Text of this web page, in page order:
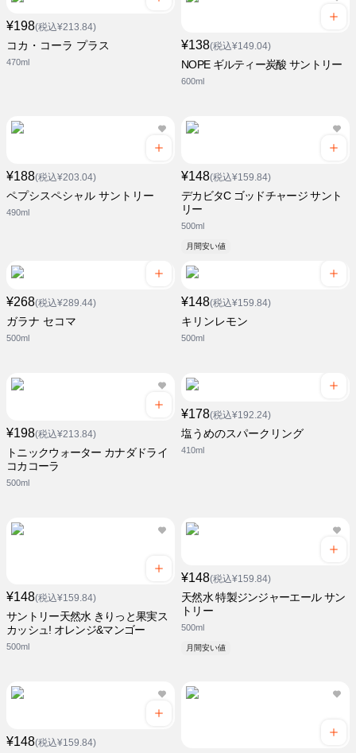
¥198(税込¥213.84)
コカ・コーラ プラス
470ml
¥138(税込¥149.04)
NOPE ギルティー炭酸 サントリー
600ml
¥188(税込¥203.04)
ペプシスペシャル サントリー
490ml
¥148(税込¥159.84)
デカビタC ゴッドチャージ サント
リー
500ml
月間安い値
¥268(税込¥289.44)
ガラナ セコマ
500ml
¥148(税込¥159.84)
キリンレモン
500ml
¥198(税込¥213.84)
トニックウォーター カナダドライ
コカコーラ
500ml
¥178(税込¥192.24)
塩うめのスパークリング
410ml
¥148(税込¥159.84)
サントリー天然水 きりっと果実ス
カッシュ! オレンジ&マンゴー
500ml
¥148(税込¥159.84)
天然水 特製ジンジャーエール サン
トリー
500ml
月間安い値
¥148(税込¥159.84)